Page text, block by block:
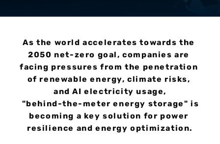
As the world accelerates towards the
2050 net-zero goal, companies are
facing pressures from the penetration
of renewable energy, climate risks,
and AI electricity usage,
becoming a key solution for power
resilience and energy optimization.